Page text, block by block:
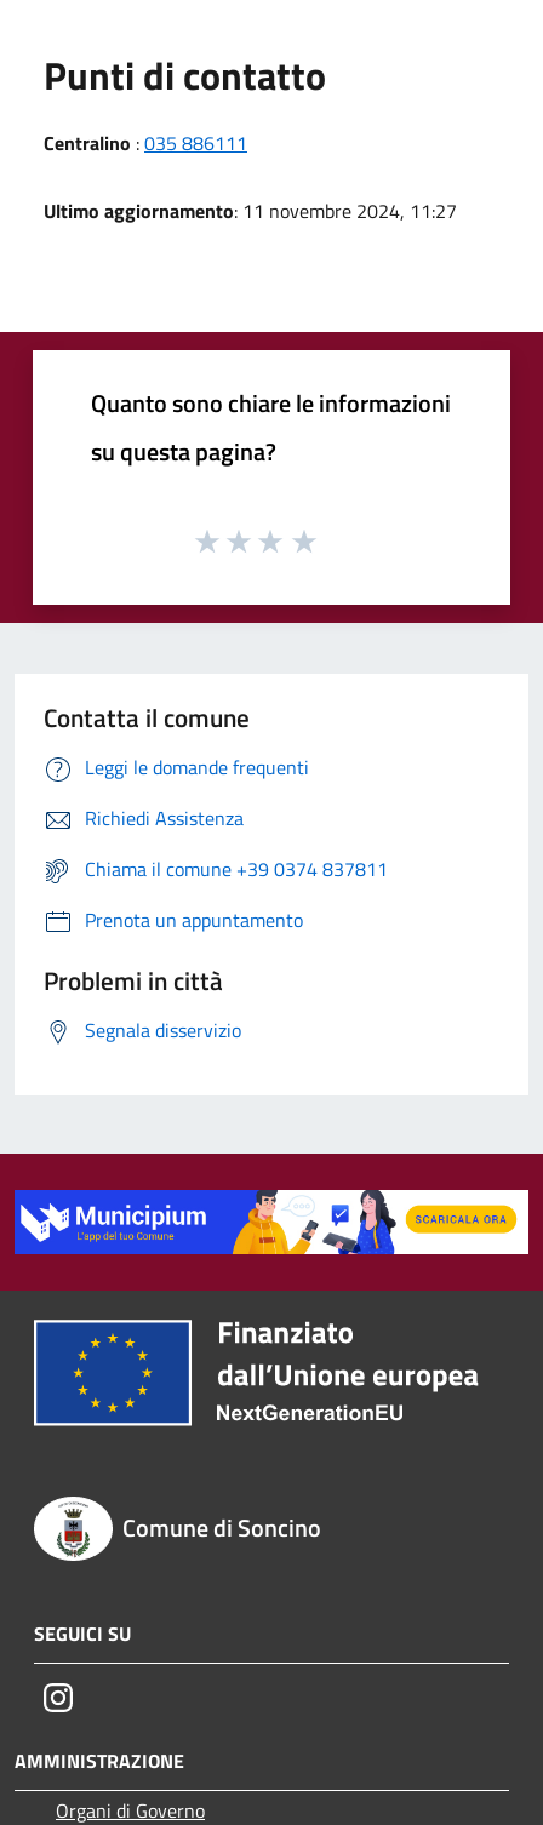
Punti di contatto
Centralino :035 886111
Ultimo aggiornamento: 11 novembre 2024, 11:27
Quanto sono chiare le informazioni
su questa pagina?
Contatta il comune
Leggi le domande frequenti
Richiedi Assistenza
Chiama il comune +39 0374 837811
Prenota un appuntamento
Problemi in città
Segnala disservizio
Comune di Soncino
SEGUICI SU
Instagram
AMMINISTRAZIONE
Organi di Governo